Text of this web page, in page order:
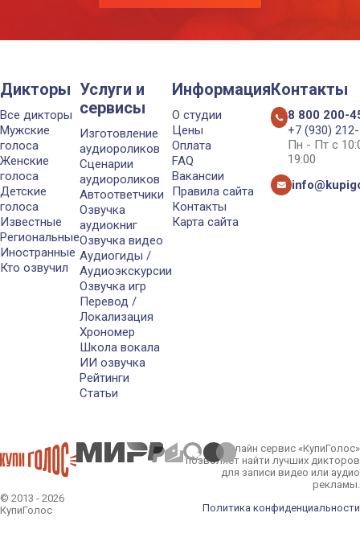
Дикторы
Все дикторы
Мужские
голоса
Женские
голоса
Детские
голоса
Известные
Региональные
Иностранные
Кто озвучил
Услуги и
сервисы
Изготовление
аудиороликов
Сценарии
аудиороликов
Автоответчики
Озвучка
аудиокниг
Озвучка видео
Аудиогиды /
Аудиоэкскурсии
Озвучка игр
Перевод /
Локализация
Хрономер
Школа вокала
ИИ озвучка
Рейтинги
Статьи
Информация
О студии
Цены
Оплата
FAQ
Вакансии
Правила сайта
Контакты
Карта сайта
Контакты
8 800 200-
+7 (930)
Пн - Пт с
19:00
© 2013 - 2026
КупиГолос
Онлайн сервис «КупиГолос»
позволяет найти лучших дикторов
для записи видео или аудио
рекламы.
Политика конфиденциальности